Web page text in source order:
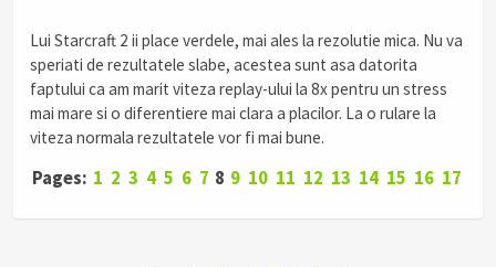
Lui Starcraft 2 ii place verdele, mai ales la rezolutie mica. Nu va
speriati de rezultatele slabe, acestea sunt asa datorita
faptului ca am marit viteza replay-ului la 8x pentru un stress
mai mare si o diferentiere mai clara a placilor. La o rulare la
viteza normala rezultatele vor fi mai bune.
Pages: 1 2 3 4 5 6 7 8 9 10 11 12 13 14 15 16 17